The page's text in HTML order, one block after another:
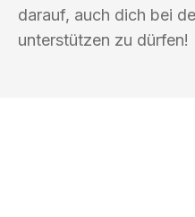
darauf, auch dich bei
unterstützen zu dürfen!